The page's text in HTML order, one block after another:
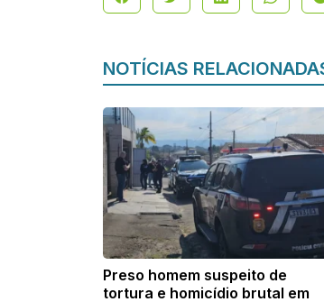
NOTÍCIAS
Preso homem suspeito de
tortura e homicídio brutal em